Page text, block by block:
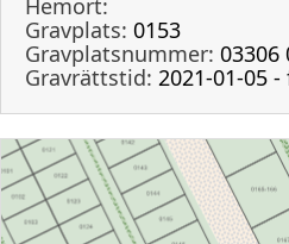
Hemort:
Gravplats: 0153
Gravplatsnummer: 03306
Gravrättstid: 2021-01-05